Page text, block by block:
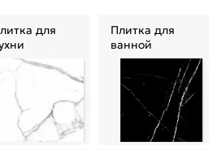
для
Плитка для
ванной